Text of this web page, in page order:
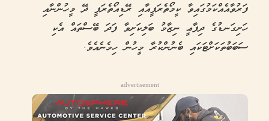
ފަރުވާއެއްކަމުގައިވާ ކީމޯތެރަޕީއާއި ރޭޑިއޯތެރަޕީ ދޭ މީހުންނާއި
ހަށިގަނޑުގެ ދިފާޢީ ނިޒާމު ބަލިކަށިވާ ފަދަ ބޭސްތައް އެކި
ސަބަބުތަކަށްޓަކައި ބެނުންކުރާ މީހުން ހިމެނެއެވެ.
advertisement